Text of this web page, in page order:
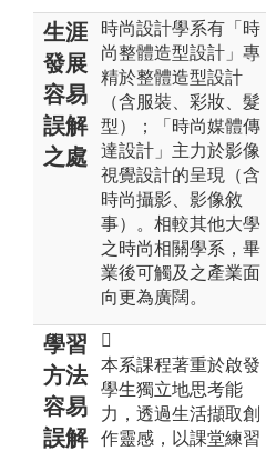
生涯
發展
容易
誤解
之處
時尚設計學系有「時
尚整體造型設計」專
精於整體造型設計
（含服裝、彩妝、髮
型）；「時尚媒體傳
達設計」主力於影像
視覺設計的呈現（含
時尚攝影、影像敘
事）。相較其他大學
之時尚相關學系，畢
業後可觸及之產業面
向更為廣闊。
學習
方法
容易
誤解

本系課程著重於啟發
學生獨立地思考能
力，透過生活擷取創
作靈感，以課堂練習